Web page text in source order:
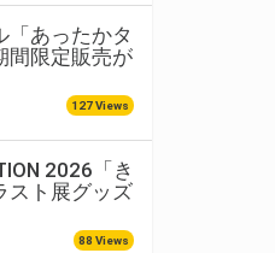
「あったかタ
間限定販売が
127 Views
2026「き
スト展グッズ
88 Views